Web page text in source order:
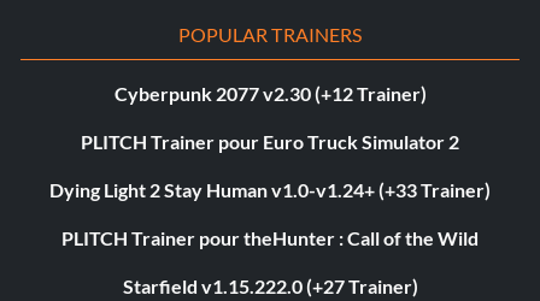
POPULAR TRAINERS
Cyberpunk 2077 v2.30 (+12 Trainer)
PLITCH Trainer pour Euro Truck Simulator 2
Dying Light 2 Stay Human v1.0-v1.24+ (+33 Trainer)
PLITCH Trainer pour theHunter : Call of the Wild
Starfield v1.15.222.0 (+27 Trainer)